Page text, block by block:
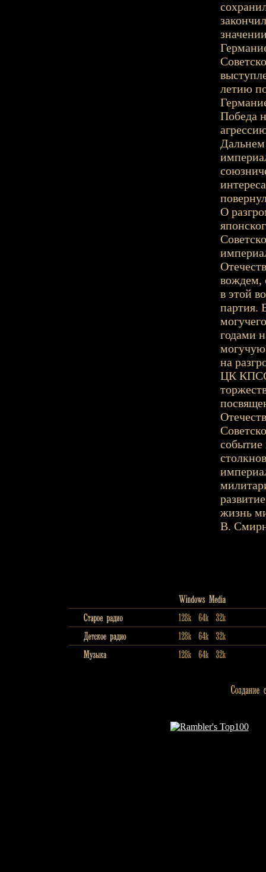
летию
Победа
Дальнем
О
вождем,
в этой
партия.
годами
на
ЦК КПСС
событие
жизнь
В.